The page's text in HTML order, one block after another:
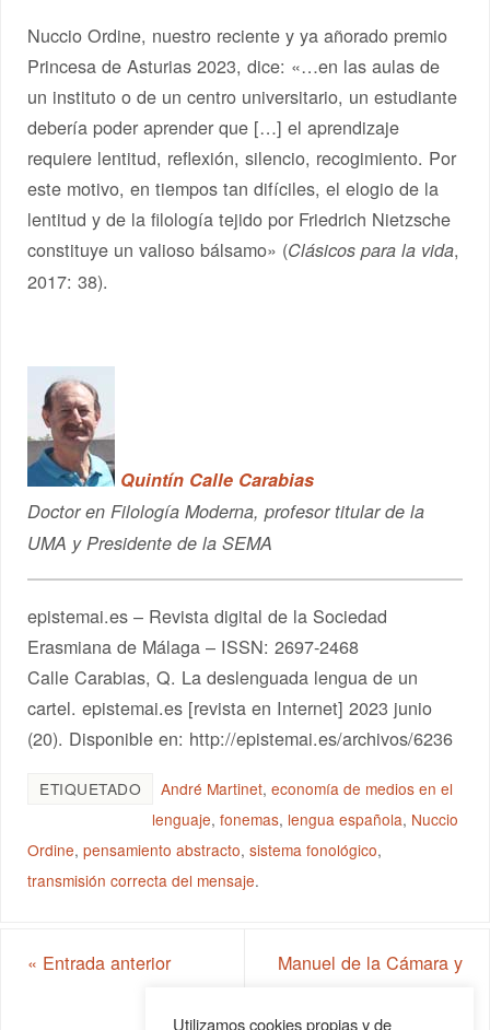
Nuccio Ordine, nuestro reciente y ya añorado premio
Princesa de Asturias 2023, dice: «…en las aulas de
un instituto o de un centro universitario, un estudiante
debería poder aprender que […] el aprendizaje
requiere lentitud, reflexión, silencio, recogimiento. Por
este motivo, en tiempos tan difíciles, el elogio de la
lentitud y de la filología tejido por Friedrich Nietzsche
constituye un valioso bálsamo» (Clásicos para la vida,
2017: 38).
Quintín Calle Carabias
Doctor en Filología Moderna, profesor titular de la
UMA y Presidente de la SEMA
epistemai.es – Revista digital de la Sociedad
Erasmiana de Málaga – ISSN: 2697-2468
Calle Carabias, Q. La deslenguada lengua de un
cartel. epistemai.es [revista en Internet] 2023 junio
(20). Disponible en: http://epistemai.es/archivos/6236
ETIQUETADO André Martinet,economía de medios en el
lenguaje,fonemas, lengua española, Nuccio
Ordine,pensamiento abstracto,sistema fonológico,
transmisión correcta del mensaje.
« Entrada anterior
Manuel de la Cámara y
malagueño olvidado
Utilizamos cookies propias y de